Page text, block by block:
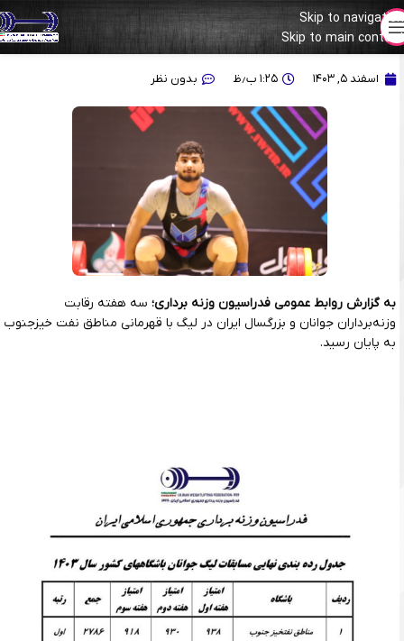
Skip to navigation
Skip to main content
جدول پایانی لیگ جوانان و بزرگسالان ایران
اسفند ۵, ۱۴۰۳ ۱:۲۵ ب٫ظ بدون نظر
به گزارش روابط عمومی فدراسیون وزنه برداری؛ سه هفته رقابت
وزنه‌برداران جوانان و بزرگسال ایران در لیگ با قهرمانی مناطق نفت خیزجنوب
به پایان رسید.